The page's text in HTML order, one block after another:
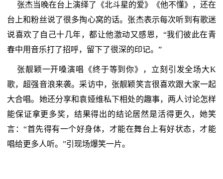
张杰当晚在台上演绎了《北斗星的爱》《他不懂》，还在
台上和粉丝说了很多掏心窝的话。张杰表示每次听到有歌迷
说喜欢了自己十几年，都让他激动又感恩，“我们彼此在青
春中用音乐打了招呼，留下了很深的印记。”
张靓颖一开嗓演唱《终于等到你》，立刻引发全场大K
歌，超强音浪来袭。采访中，张靓颖笑言很喜欢跟大家一起
大合唱。她还分享和袁娅维私下相处的趣事，两人讨论怎样
能保证拿更多奖，结果得出的结论居然是活得更久，她笑
言：“首先得有一个好身体，才能在舞台上有好状态，才能
唱给更多人听。”引现场爆笑一片。